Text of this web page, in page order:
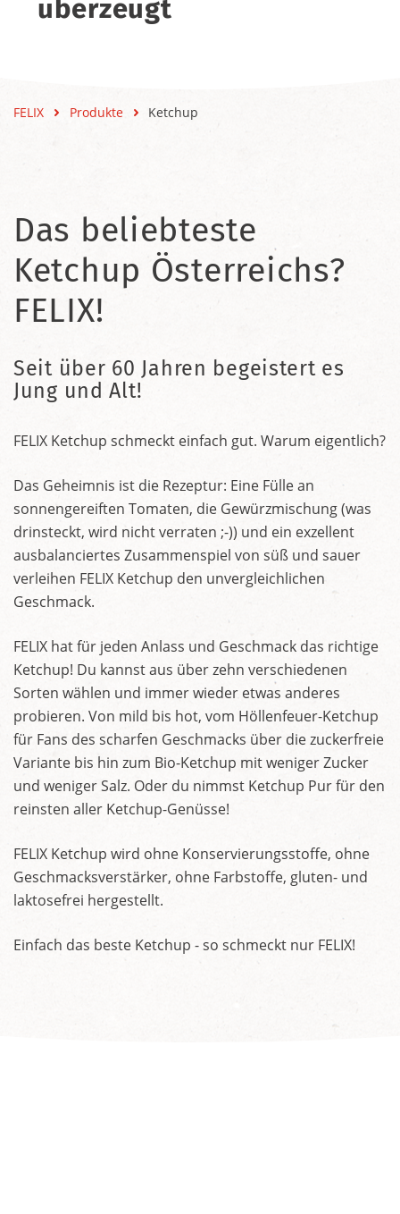
überzeugt
FELIX Produkte Ketchup
Das beliebteste
Ketchup Österreichs?
FELIX!
Seit über 60 Jahren begeistert es
Jung und Alt!
FELIX Ketchup schmeckt einfach gut. Warum eigentlich?
Das Geheimnis ist die Rezeptur: Eine Fülle an
sonnengereiften Tomaten, die Gewürzmischung (was
drinsteckt, wird nicht verraten ;-)) und ein exzellent
ausbalanciertes Zusammenspiel von süß und sauer
verleihen FELIX Ketchup den unvergleichlichen
Geschmack.
FELIX hat für jeden Anlass und Geschmack das richtige
Ketchup! Du kannst aus über zehn verschiedenen
Sorten wählen und immer wieder etwas anderes
probieren. Von mild bis hot, vom Höllenfeuer-Ketchup
für Fans des scharfen Geschmacks über die zuckerfreie
Variante bis hin zum Bio-Ketchup mit weniger Zucker
und weniger Salz. Oder du nimmst Ketchup Pur für den
reinsten aller Ketchup-Genüsse!
FELIX Ketchup wird ohne Konservierungsstoffe, ohne
Geschmacksverstärker, ohne Farbstoffe, gluten- und
laktosefrei hergestellt.
Einfach das beste Ketchup - so schmeckt nur FELIX!